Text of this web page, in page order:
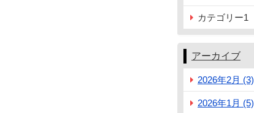
カテゴリー1
アーカイブ
2026年2月 (3)
2026年1月 (5)